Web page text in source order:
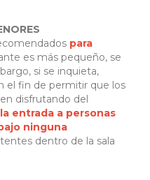
para
es más pequeño, se
si se inquieta,
el fin de permitir que los
disfrutando del
entrada a personas
ninguna
dentro de la sala